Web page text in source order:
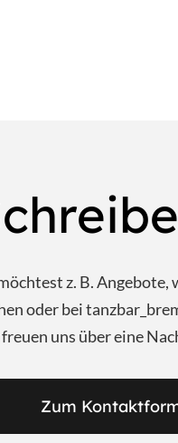
z. B. Angebote,
oder bei
uns über eine
Zum